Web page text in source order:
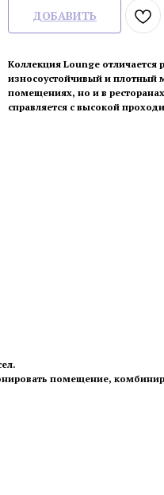
ДОБАВИТЬ
Коллекция Lounge отличается
износоустойчивый и плотный
помещениях, но и в
справляется с высокой
помещение,